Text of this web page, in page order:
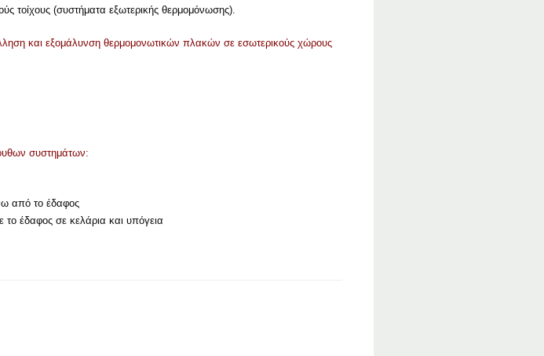
τοίχους (συστήματα εξωτερικής θερμομόνωσης).
και εξομάλυνση θερμομονωτικών πλακών σε εσωτερικούς χώρους
συστημάτων:
από το έδαφος
έδαφος σε κελάρια και υπόγεια